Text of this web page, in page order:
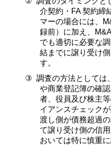
介契約・ FA契約締
マーの場合には、
録前）に加え、
でも適切に必要な
結までに譲り受け
す。
③ 調査の方法としては
や商業登記簿の確
者、役員及び株主
イアンスチェック
渡し側が債務超過の
て譲り受け側の信
おいては特に慎重